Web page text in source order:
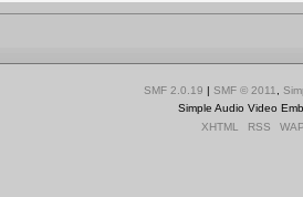
SMF 2.0.19 | SMF © 2011
Simple Audio Video
XHTML
RSS